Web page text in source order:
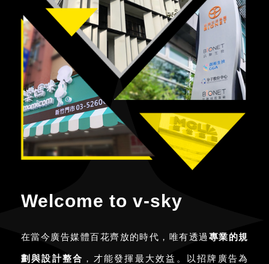
Welcome to v-sky
在當今廣告媒體百花齊放的時代，唯有透過 專業的規
劃與設計整合 ，才能發揮最大效益。以招牌廣告為